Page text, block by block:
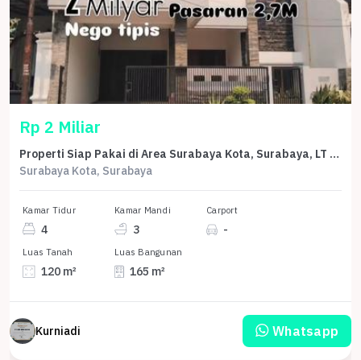
Rp 2 Miliar
Properti Siap Pakai di Area Surabaya Kota, Surabaya, LT 120m²
Surabaya Kota, Surabaya
Kamar Tidur
4
Kamar Mandi
3
Carport
-
Luas Tanah
120 m²
Luas Bangunan
165 m²
Kurniadi Whatsapp